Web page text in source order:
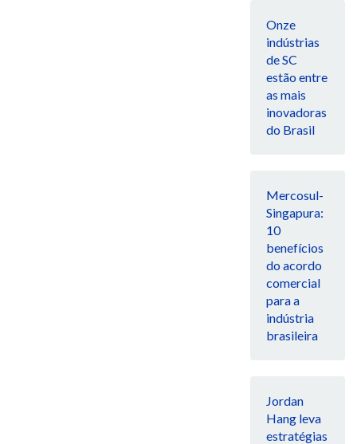
Onze
indústrias
de SC
estão entre
as mais
inovadoras
do Brasil
Mercosul-
Singapura:
10
benefícios
do acordo
comercial
para a
indústria
brasileira
Jordan
Hang leva
estratégias